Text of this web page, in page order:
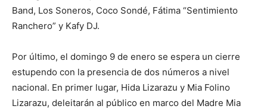
Band, Los Soneros, Coco Sondé, Fátima “Sentimiento
Ranchero” y Kafy DJ.
Por último, el domingo 9 de enero se espera un cierre
estupendo con la presencia de dos números a nivel
nacional. En primer lugar, Hida Lizarazu y Mia Folino
Lizarazu, deleitarán al público en marco del Madre Mia